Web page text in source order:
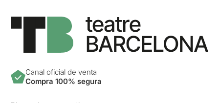
Canal oficial de venta
Compra 100% segura